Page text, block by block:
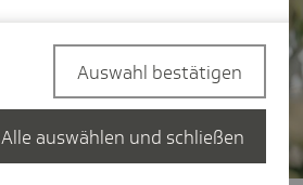
Auswahl bestätigen
Alle auswählen und schließen